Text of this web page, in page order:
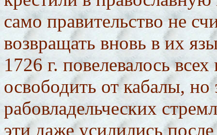
само правительство не
возвращать вновь в их
1726 г. повелевалось
освободить от кабалы, но
рабовладельческих
эти даже усилились